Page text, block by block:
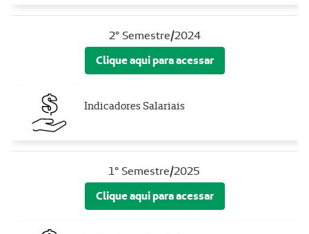
2° Semestre/2024
Clique aqui para acessar
Indicadores Salariais
1° Semestre/2025
Clique aqui para acessar